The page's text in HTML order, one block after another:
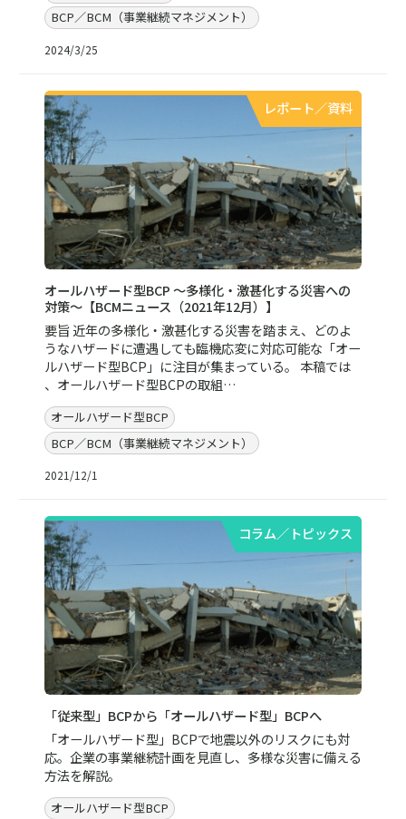
BCP／BCM（事業継続マネジメント）
2024/3/25
レポート／資料
オールハザード型BCP ～多様化・激甚化する災害への
対策～【BCMニュース（2021年12月）】
要旨 近年の多様化・激甚化する災害を踏まえ、どのよ
うなハザードに遭遇しても臨機応変に対応可能な「オー
ルハザード型BCP」に注目が集まっている。 本稿では
、オールハザード型BCPの取組…
オールハザード型BCP
BCP／BCM（事業継続マネジメント）
2021/12/1
コラム／トピックス
「従来型」BCPから「オールハザード型」BCPへ
「オールハザード型」BCPで地震以外のリスクにも対
応。企業の事業継続計画を見直し、多様な災害に備える
方法を解説。
オールハザード型BCP